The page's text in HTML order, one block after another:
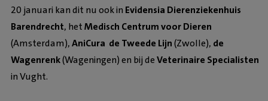
20 januari kan dit nu ook in Evidensia Dierenziekenhuis
Barendrecht, hetMedisch Centrum voor Dieren
(Amsterdam),AniCura de Tweede Lijn(Zwolle), de
Wagenrenk(Wageningen) en bij deVeterinaire Specialisten
in Vught.